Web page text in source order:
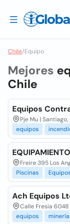
Chile/Equipo
Mejores
Chile
Equipos
Pje Mu |
equipos
Freire 395 Los
Piscinas
Ach Equipos
Calle Fresia
equipos
minería